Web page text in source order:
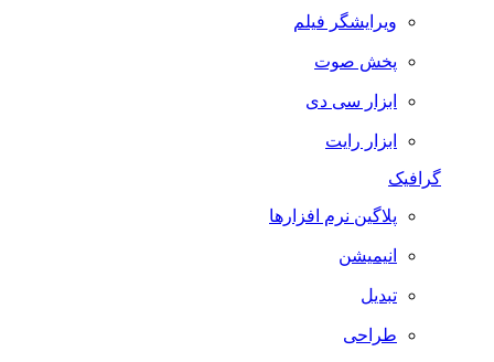
ویرایشگر فیلم
پخش صوت
ابزار سی دی
ابزار رایت
گرافیک
پلاگین نرم افزارها
انیمیشن
تبدیل
طراحی